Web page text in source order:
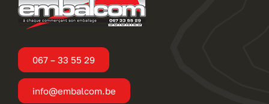
067 – 33 55 29
info@embalcom.be